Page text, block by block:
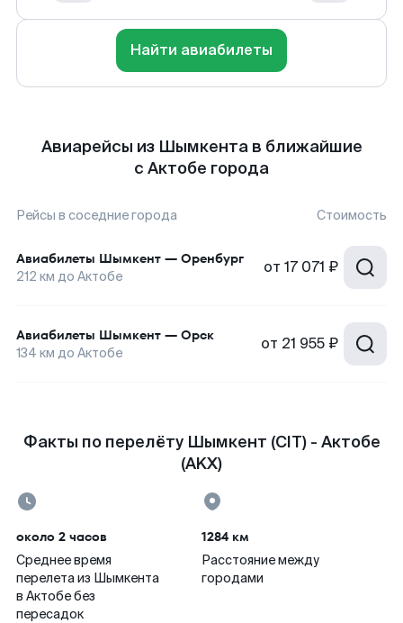
Найти авиабилеты
Авиарейсы из Шымкента в ближайшие
с Актобе города
Рейсы в соседние города Стоимость
Авиабилеты Шымкент — Оренбург
212 км до Актобе от 17 071 ₽
Авиабилеты Шымкент — Орск
134 км до Актобе от 21 955 ₽
Факты по перелёту Шымкент (CIT) - Актобе
(AKX)
около 2 часов
Среднее время
перелета из Шымкента
в Актобе без
пересадок
1284 км
Расстояние между
городами